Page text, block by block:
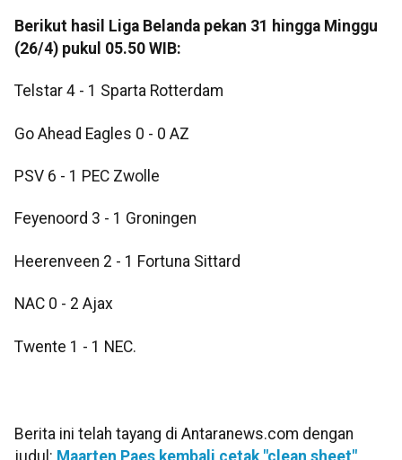
Berikut hasil Liga Belanda pekan 31 hingga Minggu
(26/4) pukul 05.50 WIB:
Telstar 4 - 1 Sparta Rotterdam
Go Ahead Eagles 0 - 0 AZ
PSV 6 - 1 PEC Zwolle
Feyenoord 3 - 1 Groningen
Heerenveen 2 - 1 Fortuna Sittard
NAC 0 - 2 Ajax
Twente 1 - 1 NEC.
Berita ini telah tayang di Antaranews.com dengan
judul: Maarten Paes kembali cetak "clean sheet",